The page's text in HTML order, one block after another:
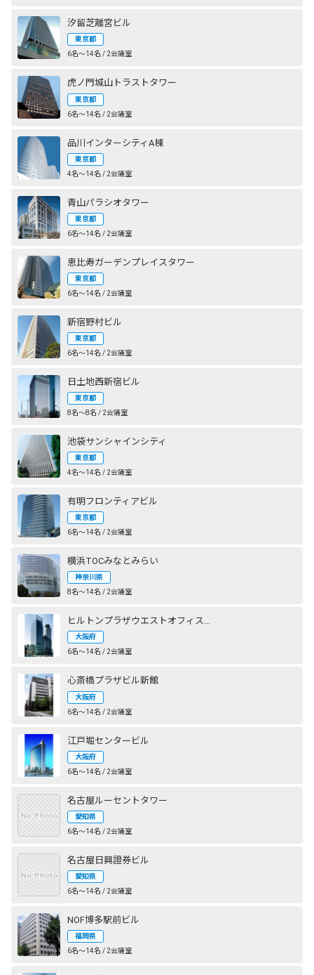
汐留芝離宮ビル
東京都
6名〜14名 / 2会議室
虎ノ門城山トラストタワー
東京都
6名〜14名 / 2会議室
品川インターシティA棟
東京都
4名〜14名 / 2会議室
青山パラシオタワー
東京都
6名〜14名 / 2会議室
恵比寿ガーデンプレイスタワー
東京都
6名〜14名 / 2会議室
新宿野村ビル
東京都
6名〜14名 / 2会議室
日土地西新宿ビル
東京都
8名〜8名 / 2会議室
池袋サンシャインシティ
東京都
4名〜14名 / 2会議室
有明フロンティアビル
東京都
6名〜14名 / 2会議室
横浜TOCみなとみらい
神奈川県
8名〜14名 / 2会議室
ヒルトンプラザウエストオフィスタワー
大阪府
6名〜14名 / 2会議室
心斎橋プラザビル新館
大阪府
6名〜14名 / 2会議室
江戸堀センタービル
大阪府
6名〜14名 / 2会議室
名古屋ルーセントタワー
愛知県
6名〜14名 / 2会議室
名古屋日興證券ビル
愛知県
6名〜14名 / 2会議室
NOF博多駅前ビル
福岡県
6名〜14名 / 2会議室